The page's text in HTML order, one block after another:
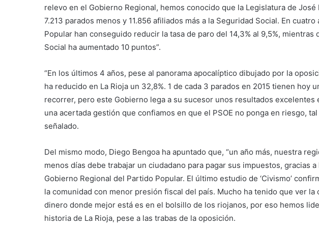
relevo en el Gobierno Regional, hemos conocido que la Legislatura de
7.213 parados menos y 11.856 afiliados más a la Seguridad Social. En
Popular han conseguido reducir la tasa de paro del 14,3% al 9,5%, mientras
Social ha aumentado 10 puntos”.
“En los últimos 4 años, pese al panorama apocalíptico dibujado por la
ha reducido en La Rioja un 32,8%. 1 de cada 3 parados en 2015 tienen hoy
recorrer, pero este Gobierno lega a su sucesor unos resultados excelentes
una acertada gestión que confiamos en que el PSOE no ponga en riesgo,
señalado.
Del mismo modo, Diego Bengoa ha apuntado que, “un año más, nuestra
menos días debe trabajar un ciudadano para pagar sus impuestos, gracias
Gobierno Regional del Partido Popular. El último estudio de ‘Civismo’
la comunidad con menor presión fiscal del país. Mucho ha tenido que ver la
dinero donde mejor está es en el bolsillo de los riojanos, por eso hemos
historia de La Rioja, pese a las trabas de la oposición.